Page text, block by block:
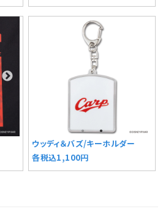
ウッディ＆バズ/キーホルダー
各税込1,100円